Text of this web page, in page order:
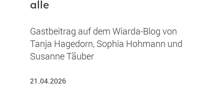
alle
Gastbeitrag auf dem Wiarda-Blog von
Tanja Hagedorn, Sophia Hohmann und
Susanne Täuber
21.04.2026